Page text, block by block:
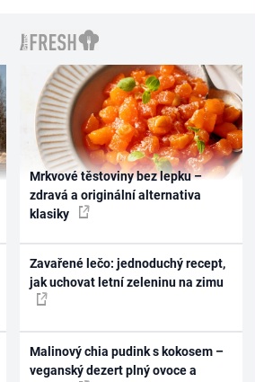
Mrkvové těstoviny bez lepku –
zdravá a originální alternativa
klasiky
Zavařené lečo: jednoduchý recept,
jak uchovat letní zeleninu na zimu
Malinový chia pudink s kokosem –
veganský dezert plný ovoce a